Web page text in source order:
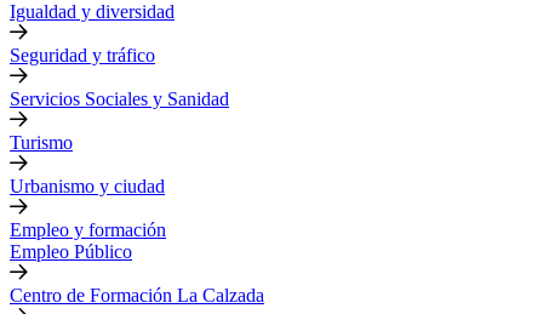
Igualdad y diversidad
Seguridad y tráfico
Servicios Sociales y Sanidad
Turismo
Urbanismo y ciudad
Empleo y formación
Empleo Público
Centro de Formación La Calzada